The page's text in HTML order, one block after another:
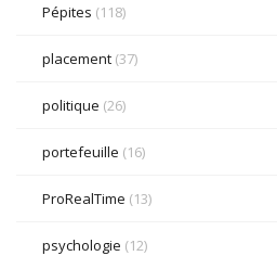
Pépites (118)
placement (37)
politique (26)
portefeuille (16)
ProRealTime (13)
psychologie (12)